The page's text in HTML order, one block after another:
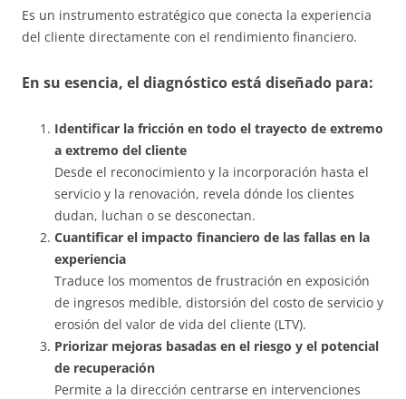
Es un instrumento estratégico que conecta la experiencia
del cliente directamente con el rendimiento financiero.
En su esencia, el diagnóstico está diseñado para:
Identificar la fricción en todo el trayecto de extremo
a extremo del cliente
Desde el reconocimiento y la incorporación hasta el
servicio y la renovación, revela dónde los clientes
dudan, luchan o se desconectan.
Cuantificar el impacto financiero de las fallas en la
experiencia
Traduce los momentos de frustración en exposición
de ingresos medible, distorsión del costo de servicio y
erosión del valor de vida del cliente (LTV).
Priorizar mejoras basadas en el riesgo y el potencial
de recuperación
Permite a la dirección centrarse en intervenciones